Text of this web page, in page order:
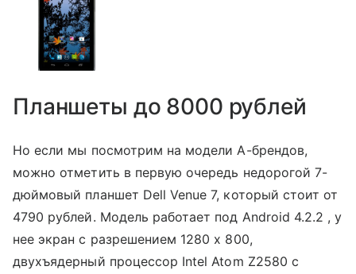
Планшеты до 8000 рублей
Но если мы посмотрим на модели А-брендов,
можно отметить в первую очередь недорогой 7-
дюймовый планшет Dell Venue 7, который стоит от
4790 рублей. Модель работает под Android 4.2.2 , у
нее экран с разрешением 1280 x 800,
двухъядерный процессор Intel Atom Z2580 с